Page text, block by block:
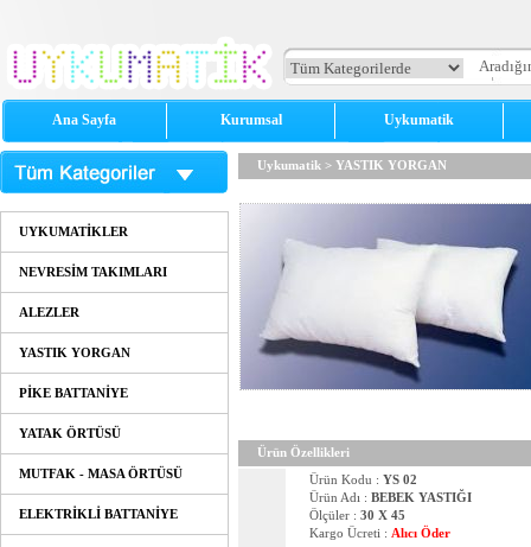
Ana Sayfa Kurumsal Uykumatik
UYKUMATİKLER
NEVRESİM TAKIMLARI
ALEZLER
YASTIK YORGAN
PİKE BATTANİYE
YATAK ÖRTÜSÜ
MUTFAK - MASA ÖRTÜSÜ
ELEKTRİKLİ BATTANİYE
Uykumatik > YASTIK YORGAN
Ürün Özellikleri
Ürün Kodu : YS 02
Ürün Adı : BEBEK YASTIĞI
Ölçüler : 30 X 45
Kargo Ücreti : Alıcı Öder